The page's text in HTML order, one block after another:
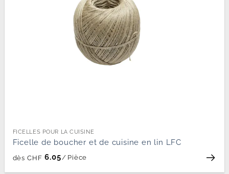
FICELLES POUR LA CUISINE
Ficelle de boucher et de cuisine en lin LFC
dès CHF 6.05 / Pièce